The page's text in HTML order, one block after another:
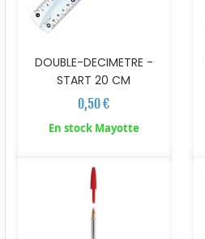
DOUBLE-DECIMETRE -
START 20 CM
0,50 €
En stock Mayotte